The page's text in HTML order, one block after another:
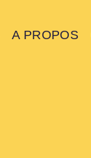
A PROPOS